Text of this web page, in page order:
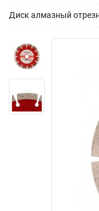
Диск алмазный